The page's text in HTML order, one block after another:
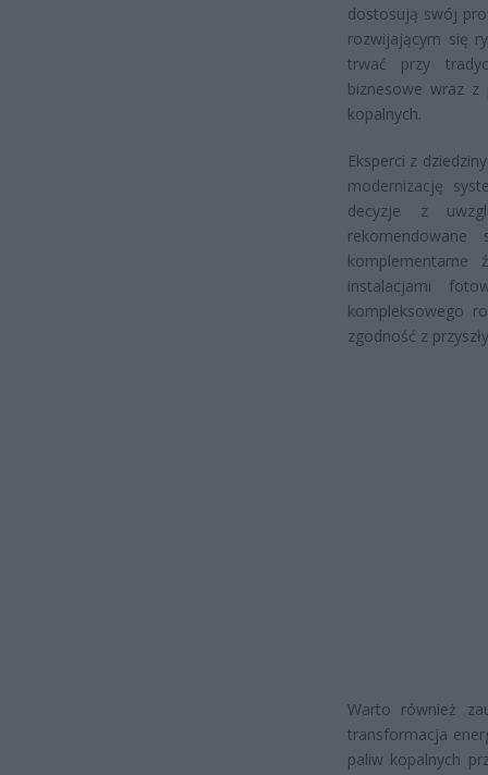
dostosują swój
rozwijającym się
trwać przy
biznesowe wraz z
kopalnych.
Eksperci z
modernizację
decyzje z
komplementarne
instalacjami
kompleksowego
zgodność z
Warto również
transformacja
paliw kopalnych